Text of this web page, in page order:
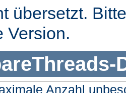
übersetzt.
Version.
-
Anzahl